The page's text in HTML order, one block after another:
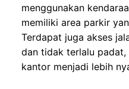
menggunakan
memiliki area parkir
Terdapat juga akses
dan tidak terlalu padat,
kantor menjadi lebih